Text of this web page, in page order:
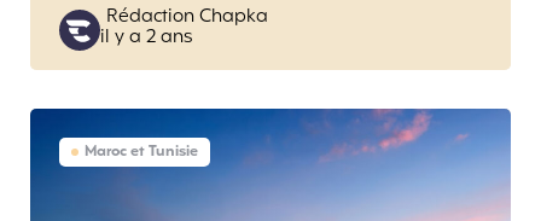
Posted
by
Rédaction Chapka
il y a 2 ans
Maroc et Tunisie